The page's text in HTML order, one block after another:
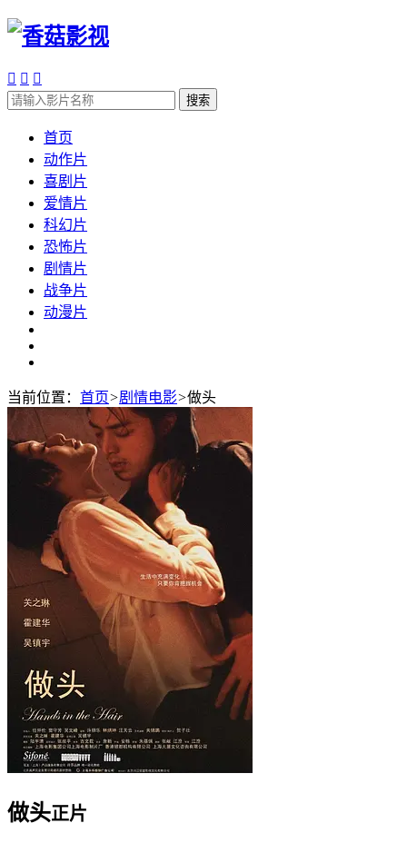
  
搜索
首页
动作片
喜剧片
爱情片
科幻片
恐怖片
剧情片
战争片
动漫片
当前位置： 首页>剧情电影>做头
做头正片